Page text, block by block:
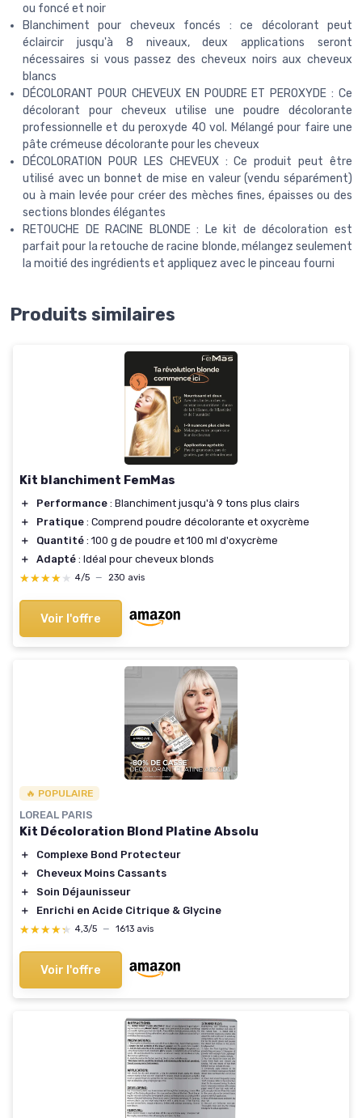
ou foncé et noir
Blanchiment pour cheveux foncés : ce décolorant peut
éclaircir jusqu'à 8 niveaux, deux applications seront
nécessaires si vous passez des cheveux noirs aux cheveux
blancs
DÉCOLORANT POUR CHEVEUX EN POUDRE ET PEROXYDE : Ce
décolorant pour cheveux utilise une poudre décolorante
professionnelle et du peroxyde 40 vol. Mélangé pour faire une
pâte crémeuse décolorante pour les cheveux
DÉCOLORATION POUR LES CHEVEUX : Ce produit peut être
utilisé avec un bonnet de mise en valeur (vendu séparément)
ou à main levée pour créer des mèches fines, épaisses ou des
sections blondes élégantes
RETOUCHE DE RACINE BLONDE : Le kit de décoloration est
parfait pour la retouche de racine blonde, mélangez seulement
la moitié des ingrédients et appliquez avec le pinceau fourni
Produits similaires
Kit blanchiment FemMas
＋ Performance : Blanchiment jusqu'à 9 tons plus clairs
＋
Pratique : Comprend poudre décolorante et oxycrème
＋
Quantité : 100 g de poudre et 100 ml d'oxycrème
＋
Adapté : Idéal pour cheveux blonds
★★★★★
★★★★★ 4/5 — 230 avis
Voir l'offre
🔥 POPULAIRE
LOREAL PARIS
Kit Décoloration Blond Platine Absolu
＋
Complexe Bond Protecteur
＋
Cheveux Moins Cassants
＋
Soin Déjaunisseur
＋
Enrichi en Acide Citrique & Glycine
★★★★★
★★★★★ 4,3/5 — 1613 avis
Voir l'offre